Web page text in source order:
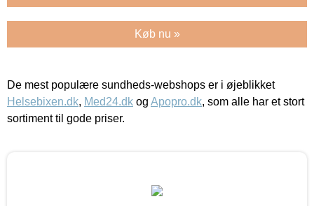
Køb nu »
De mest populære sundheds-webshops er i øjeblikket
Helsebixen.dk, Med24.dk og Apopro.dk, som alle har et stort
sortiment til gode priser.